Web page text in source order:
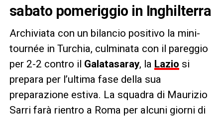
sabato pomeriggio in Inghilterra
Archiviata con un bilancio positivo la mini-
tournée in Turchia, culminata con il pareggio
per 2-2 contro il Galatasaray, la Lazio si
prepara per l’ultima fase della sua
preparazione estiva. La squadra di Maurizio
Sarri farà rientro a Roma per alcuni giorni di